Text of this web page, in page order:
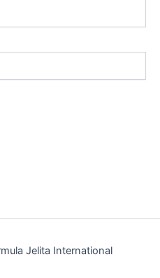
Jelita International